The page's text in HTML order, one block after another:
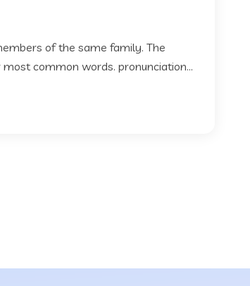
of the same family. The
common words. pronunciation...